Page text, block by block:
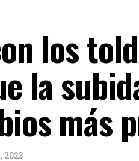
los
la
más
2023